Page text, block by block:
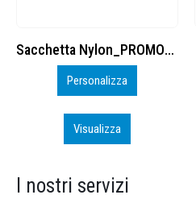
Cuffia Poliestere
Inizia a Personalizzare
Visualizza
I nostri servizi